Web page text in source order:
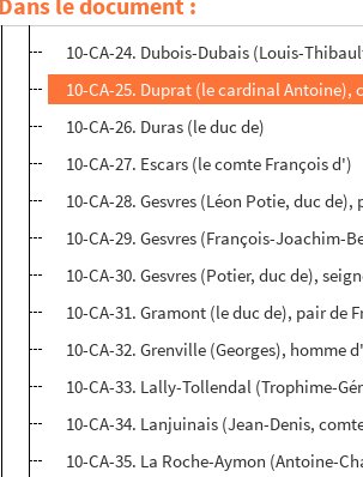
10-CA-23. Dubois (le cardinal), premier
10-CA-24. Dubois-Dubais (Louis-
10-CA-25. Duprat (le cardinal Antoine),
10-CA-26. Duras (le duc de)
10-CA-27. Escars (le comte François d')
10-CA-28. Gesvres (Léon Potie, duc de),
10-CA-29. Gesvres (François-Joachim-
10-CA-30. Gesvres (Potier, duc de),
10-CA-31. Gramont (le duc de), pair de
10-CA-32. Grenville (Georges), homme
10-CA-33. Lally-Tollendal (Trophime-
10-CA-34. Lanjuinais (Jean-Denis,
10-CA-35. La Roche-Aymon (Antoine-